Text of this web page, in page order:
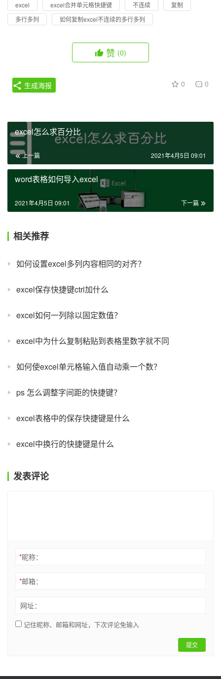
excel excel合并单元格快捷键 不连续
复制
多行多列
如何复制excel不连续的多行多列
赞 (0)
0 0
生成海报
excel怎么求百分比
上一篇 2021年4月5日 09:01
word表格如何导入excel
下一篇
2021年4月5日 09:01
相关推荐
如何设置excel多列内容相同的对齐？
excel保存快捷键ctrl加什么
excel如何一列除以固定数值？
excel中为什么复制粘贴到表格里数字就不同
如何使excel单元格输入值自动乘一个数？
ps 怎么调整字间距的快捷键？
excel表格中的保存快捷键是什么
excel中换行的快捷键是什么
发表评论
*昵称：
*邮箱：
网址：
记住昵称、邮箱和网址，下次评论免输入
提交